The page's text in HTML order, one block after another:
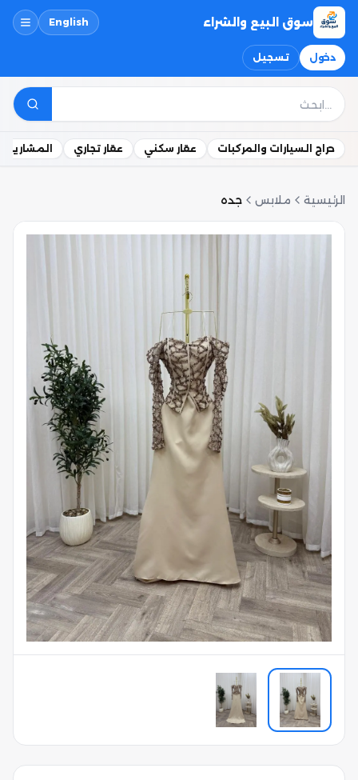
English سوق البيع والشراء
دخول تسجيل
حراج السيارات والمركبات عقار سكني عقار تجاري المشاريع
الرئيسية ملابس جده